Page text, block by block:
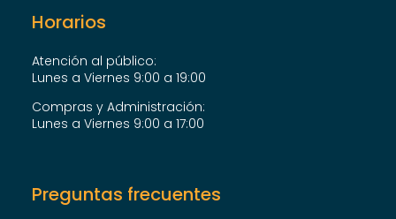
Horarios
Atención al público:
Lunes a Viernes 9:00 a 19:00
Compras y Administración:
Lunes a Viernes 9:00 a 17:00
Preguntas frecuentes